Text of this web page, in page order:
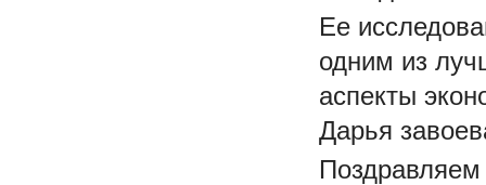
Ее
одним из
аспекты
Дарья